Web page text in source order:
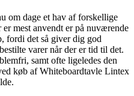
om dage et hav af forskellige
mest anvendt er på nuværende
fordi det så giver dig god
varer når der er tid til det.
samt ofte ligeledes den
køb af Whiteboardtavle Lintex